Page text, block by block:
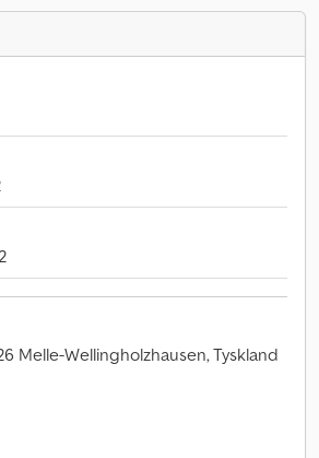
Melle-Wellingholzhausen, Tyskland